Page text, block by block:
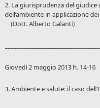
2. La giurisprudenza del
dell’ambiente in applicazione
(Dott. Alberto Galanti)
Giovedì 2 maggio 2013 h. 14-16
3. Ambiente e salute: il caso